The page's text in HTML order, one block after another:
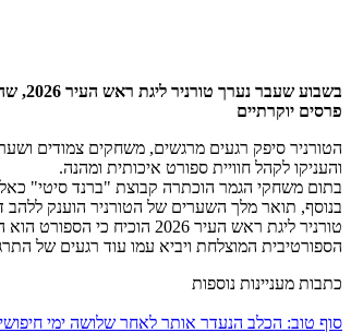
פרסים יוקרתיים
הטורניר סיפק רגעים מרגשים, משחקים צמודים
והעניקו לקהל חוויית ספורט איכותית ומהנה.
בתום משחקי הגמר הוכתרה קבוצת "ברנד סיטי" כאלופת טורניר ליגת ראש העיר 2026 וזכתה במקום הראשון. במקום השני סיימה
בנוסף, תואר מלך השערים של הטורניר הוענק
טורניר ליגת ראש העיר
הספורטיבית המוצלחת ויביא עמו עוד רגעים של
כתבות מעניינות נוספות
סוף טוב: הכלב הנעדר אותר לאחר שלושה ימי